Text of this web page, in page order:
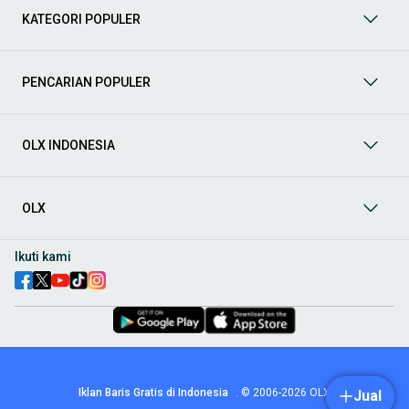
Jual
berbagai jenis mobil baru maupun bekas dengan kondisi
Aksesoris Mobil: Lengkapi tampilan dan fungsionalitas mobil
aksesoris interior seperti sarung jok dan karpet, hingga
berbagai pilihan
, speaker, amplifier, subwoofer,
ingin meningkatkan kualitas suara dalam kabin
Spare Part Mobil
part mobiloriginal dan berkualitas dari OLX! Temukan
berbagai komponen penting mulai dari filter oli, kampas rem,
velg dan ban mobilterbaik di
OLX! Tersedia berbagai ukuran dan desain velg, serta
KATEGORI POPULER
PENCARIAN POPULER
OLX INDONESIA
OLX
Ikuti kami
Iklan Baris Gratis di Indonesia . © 2006-2026 OLX